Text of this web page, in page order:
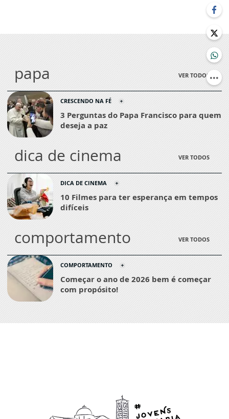
papa VER TODOS
CRESCENDO NA FÉ
3 Perguntas do Papa Francisco para quem
deseja a paz
dica de cinema VER TODOS
DICA DE CINEMA
10 Filmes para ter esperança em tempos
difíceis
comportamento VER TODOS
COMPORTAMENTO
Começar o ano de 2026 bem é começar
com propósito!